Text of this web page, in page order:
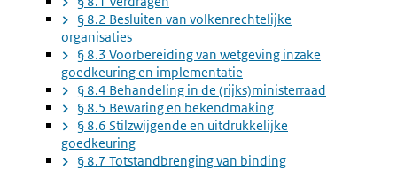
§ 8.2 Besluiten van volkenrechtelijke
organisaties
§ 8.3 Voorbereiding van wetgeving inzake
goedkeuring en implementatie
§ 8.4 Behandeling in de (rijks)ministerraad
§ 8.5 Bewaring en bekendmaking
§ 8.6 Stilzwijgende en uitdrukkelijke
goedkeuring
§ 8.7 Totstandbrenging van binding